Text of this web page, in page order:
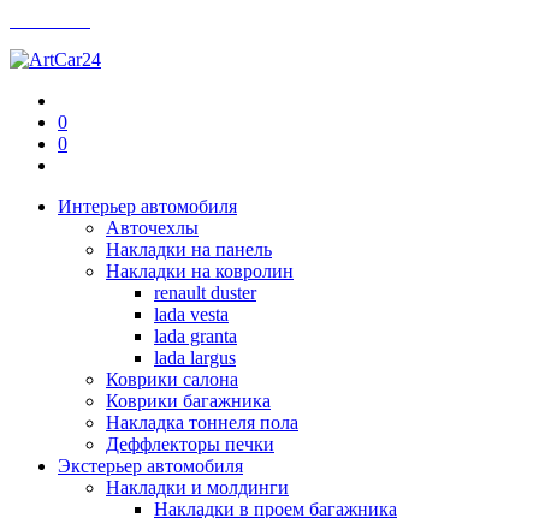
0
0
Интерьер автомобиля
Авточехлы
Накладки на панель
Накладки на ковролин
renault duster
lada vesta
lada granta
lada largus
Коврики салона
Коврики багажника
Накладка тоннеля пола
Деффлекторы печки
Экстерьер автомобиля
Накладки и молдинги
Накладки в проем багажника